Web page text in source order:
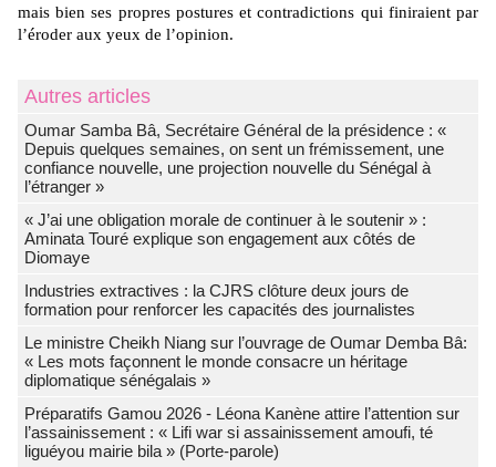
mais bien ses propres postures et contradictions qui finiraient par
l’éroder aux yeux de l’opinion.
Autres articles
Oumar Samba Bâ, Secrétaire Général de la présidence : «
Depuis quelques semaines, on sent un frémissement, une
confiance nouvelle, une projection nouvelle du Sénégal à
l’étranger »
« J’ai une obligation morale de continuer à le soutenir » :
Aminata Touré explique son engagement aux côtés de
Diomaye
Industries extractives : la CJRS clôture deux jours de
formation pour renforcer les capacités des journalistes
Le ministre Cheikh Niang sur l’ouvrage de Oumar Demba Bâ:
« Les mots façonnent le monde consacre un héritage
diplomatique sénégalais »
Préparatifs Gamou 2026 - Léona Kanène attire l’attention sur
l’assainissement : « Lifi war si assainissement amoufi, té
liguéyou mairie bila » (Porte-parole)